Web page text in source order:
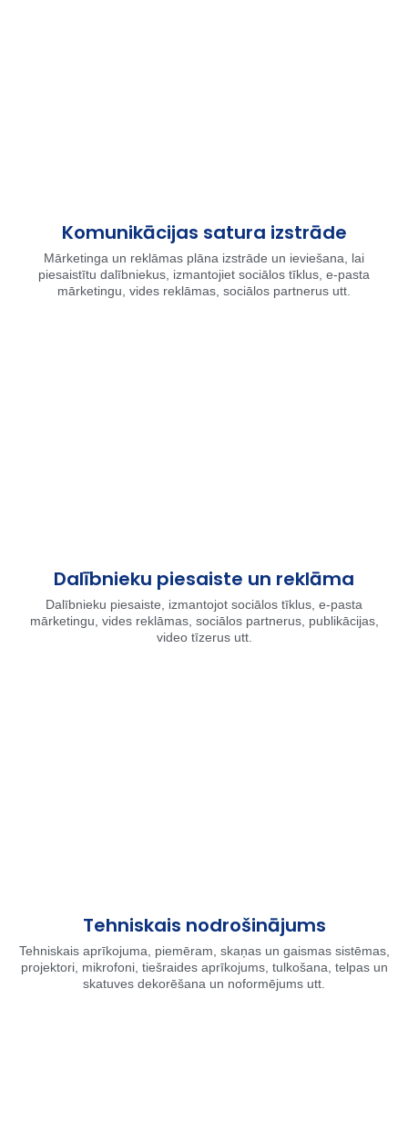
Komunikācijas satura izstrāde
Mārketinga un reklāmas plāna izstrāde un ieviešana, lai
piesaistītu dalībniekus, izmantojiet sociālos tīklus, e-pasta
mārketingu, vides reklāmas, sociālos partnerus utt.
Dalībnieku piesaiste un reklāma
Dalībnieku piesaiste, izmantojot sociālos tīklus, e-pasta
mārketingu, vides reklāmas, sociālos partnerus, publikācijas,
video tīzerus utt.
Tehniskais nodrošinājums
Tehniskais aprīkojuma, piemēram, skaņas un gaismas sistēmas,
projektori, mikrofoni, tiešraides aprīkojums, tulkošana, telpas un
skatuves dekorēšana un noformējums utt.